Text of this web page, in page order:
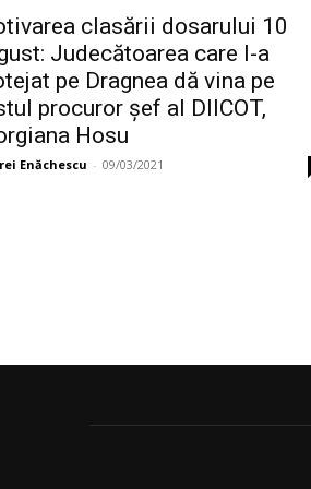
clasării dosarului 10
Judecătoarea care l-a
pe Dragnea dă vina pe
procuror șef al DIICOT,
Hosu
Enăchescu - 09/03/2021